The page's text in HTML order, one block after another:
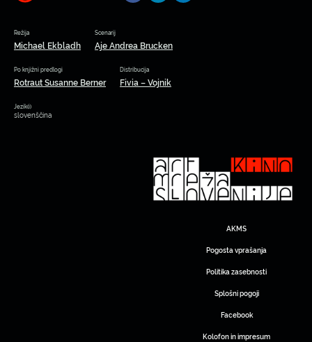
Režija
Michael Ekbladh
Scenarij
Aje Andrea Brucken
Po knjižni predlogi
Rotraut Susanne Berner
Distribucija
Fivia – Vojnik
Jezik(i)
slovenščina
AKMS
Pogosta vprašanja
Politika zasebnosti
Splošni pogoji
Facebook
Kolofon in impresum